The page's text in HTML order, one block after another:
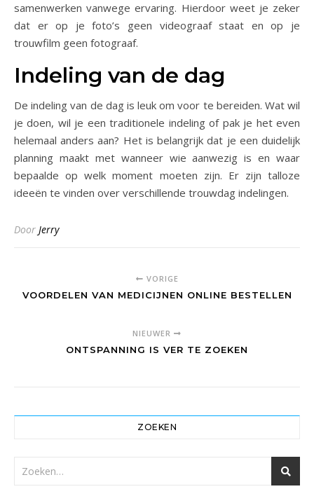
samenwerken vanwege ervaring. Hierdoor weet je zeker
dat er op je foto’s geen videograaf staat en op je
trouwfilm geen fotograaf.
Indeling van de dag
De indeling van de dag is leuk om voor te bereiden. Wat wil
je doen, wil je een traditionele indeling of pak je het even
helemaal anders aan? Het is belangrijk dat je een duidelijk
planning maakt met wanneer wie aanwezig is en waar
bepaalde op welk moment moeten zijn. Er zijn talloze
ideeën te vinden over verschillende trouwdag indelingen.
Door Jerry
VORIGE
VOORDELEN VAN MEDICIJNEN ONLINE BESTELLEN
NIEUWER
ONTSPANNING IS VER TE ZOEKEN
ZOEKEN